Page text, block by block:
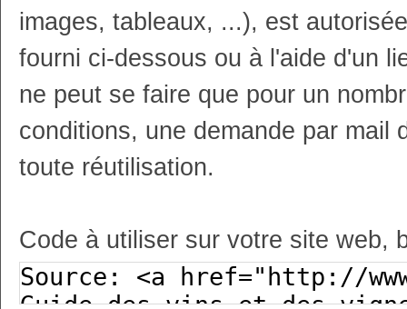
images, tableaux, ...), est
fourni ci-dessous ou à l'aide d'un
ne peut se faire que pour un
conditions, une demande par mail
toute réutilisation.
Code à utiliser sur votre site web,